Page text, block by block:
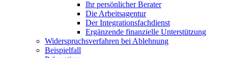
Ihr persönlicher Berater
Die Arbeitsagentur
Der Integrationsfachdienst
Ergänzende finanzielle Unterstützung
Widerspruchsverfahren bei Ablehnung
Beispielfall